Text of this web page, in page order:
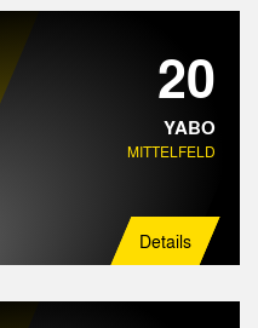
20
YABO
MITTELFELD
Details